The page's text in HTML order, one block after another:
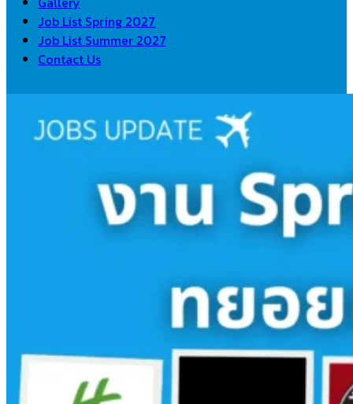
Job List Spring 2027
Job List Summer 2027
Contact Us